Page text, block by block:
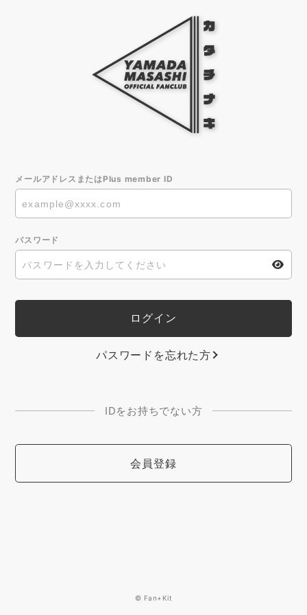
メールアドレスまたはPlus member ID
パスワード
パスワードを忘れた方
IDをお持ちでない方
会員登録
© Fan+Kit